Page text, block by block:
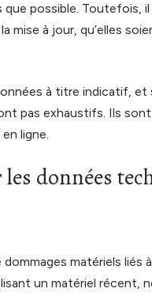
possible. Toutefois,
mise à jour, qu’elles
à titre indicatif, et
pas exhaustifs. Ils
ligne.
données
matériels liés
un matériel récent,